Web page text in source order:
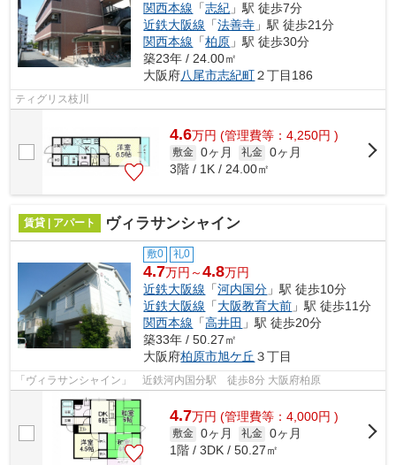
関西本線 「志紀 」駅 徒歩7分
近鉄大阪線 「法善寺 」駅 徒歩21分
関西本線 「柏原 」駅 徒歩30分
築23年 / 24.00㎡
大阪府八尾市志紀町２丁目186
ティグリス枝川
4.6万円 (管理費等：4,250円 )
敷金 0ヶ月 礼金 0ヶ月
3階 / 1K / 24.00㎡
賃貸 | アパート ヴィラサンシャイン
敷0 礼0
4.7万円～4.8万円
近鉄大阪線 「河内国分 」駅 徒歩10分
近鉄大阪線 「大阪教育大前 」駅 徒歩11分
関西本線 「高井田 」駅 徒歩20分
築33年 / 50.27㎡
大阪府柏原市旭ケ丘 ３丁目
「ヴィラサンシャイン」 近鉄河内国分駅 徒歩8分 大阪府柏原
4.7万円 (管理費等：4,000円 )
敷金 0ヶ月 礼金 0ヶ月
1階 / 3DK / 50.27㎡